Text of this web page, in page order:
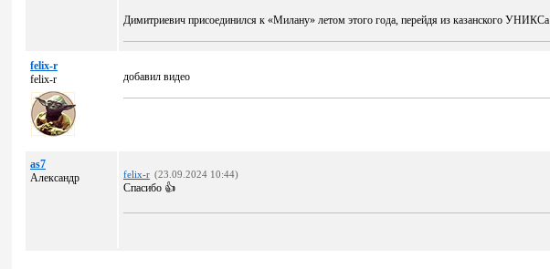
Димитриевич присоединился к «Милану» летом этого года, перейдя из казанского УНИКСа.
felix-r
felix-r
добавил видео
as7
Александр
felix-r (23.09.2024 10:44)
Спасибо 👍